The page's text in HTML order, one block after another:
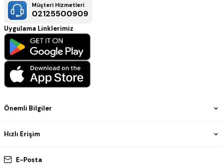
E-Posta
Önemli Bilgiler
Hızlı Erişim
Müşteri Hizmetleri
02125500909
Uygulama Linklerimiz